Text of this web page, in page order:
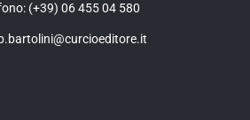
(+39) 06 455 04 580